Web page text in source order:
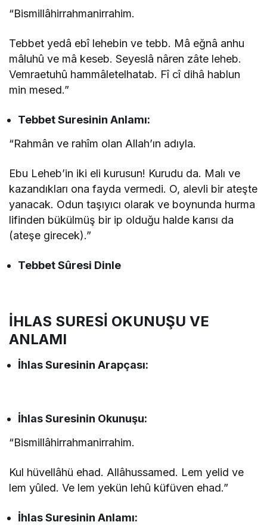
“Bismillâhirrahmanirrahim.
Tebbet yedâ ebî lehebin ve tebb. Mâ eğnâ anhu
mâluhû ve mâ keseb. Seyeslâ nâren zâte leheb.
Vemraetuhû hammâletelhatab. Fî cî dihâ hablun
min mesed.”
TebbetSuresininAnlamı:
“Rahmân ve rahîm olan Allah’ın adıyla.
Ebu Leheb’in iki eli kurusun! Kurudu da. Malı ve
kazandıkları ona fayda vermedi. O, alevli bir ateşte
yanacak. Odun taşıyıcı olarak ve boynunda hurma
lifinden bükülmüş bir ip olduğu halde karısı da
(ateşe girecek).”
Tebbet Sûresi Dinle
İHLAS SURESİ OKUNUŞU VE
ANLAMI
İhlasSuresininArapçası:
İhlasSuresinin Okunuşu:
“Bismillâhirrahmanirrahim.
Kul hüvellâhü ehad. Allâhussamed. Lem yelid ve
lem yûled. Ve lem yekün lehû küfüven ehad.”
İhlasSuresininAnlamı: